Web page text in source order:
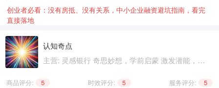
创业者必看：没有房抵、没有关系，中小企业融资避坑指南，看完
直接落地
认知奇点
主营: 灵感银行 奇思妙想，学前启蒙 激发潜能，基
个性生活，健康养生 精神文化
商品评分: 5 时效评分: 5 服务评分: 5